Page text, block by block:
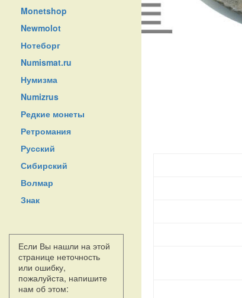
Monetshop
Newmolot
Нотеборг
Numismat.ru
Нумизма
Numizrus
Редкие монеты
Ретромания
Русский
Сибирский
Волмар
Знак
Если Вы нашли на этой
странице неточность
или ошибку,
пожалуйста, напишите
нам об этом: